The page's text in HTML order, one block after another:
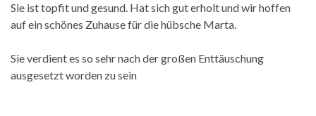
Sie ist topfit und gesund. Hat sich gut erholt und wir hoffen
auf ein schönes Zuhause für die hübsche Marta.
Sie verdient es so sehr nach der großen Enttäuschung
ausgesetzt worden zu sein